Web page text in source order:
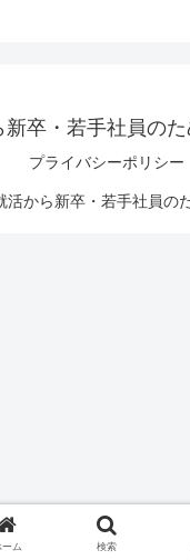
新卒・若手社員の
プライバシーポリシー
から新卒・若手社員の
ーム 検索